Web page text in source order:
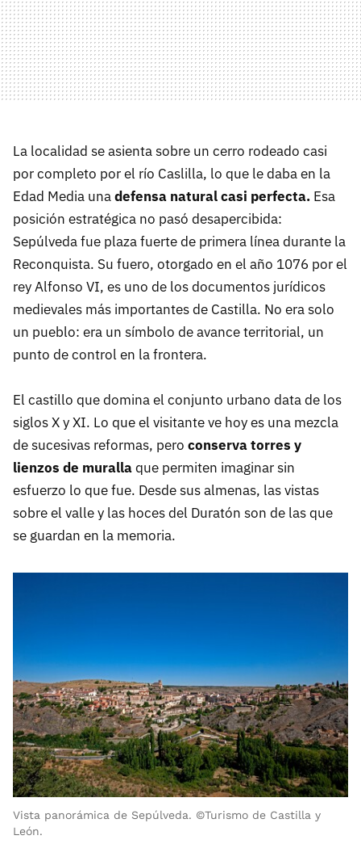
La localidad se asienta sobre un cerro rodeado casi
por completo por el río Caslilla, lo que le daba en la
Edad Media unadefensa natural casi perfecta. Esa
posición estratégica no pasó desapercibida:
Sepúlveda fue plaza fuerte de primera línea durante la
Reconquista. Su fuero, otorgado en el año 1076 por el
rey Alfonso VI, es uno de los documentos jurídicos
medievales más importantes de Castilla. No era solo
un pueblo: era un símbolo de avance territorial, un
punto de control en la frontera.
El castillo que domina el conjunto urbano data de los
siglos X y XI. Lo que el visitante ve hoy es una mezcla
de sucesivas reformas, pero conserva torres y
lienzos de murallaque permiten imaginar sin
esfuerzo lo que fue. Desde sus almenas, las vistas
sobre el valle y las hoces del Duratón son de las que
se guardan en la memoria.
Vista panorámica de Sepúlveda. ©Turismo de Castilla y
León.